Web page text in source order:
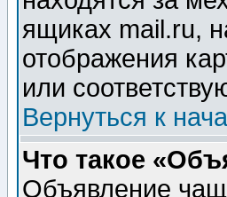
ящиках mail.ru,
отображения
или
Вернуться к
Что такое
Объявление